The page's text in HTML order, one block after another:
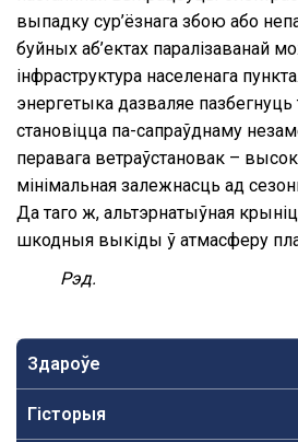
Здароўе
Гісторыя
выпадку сур’ёзнага збою або
буйных аб’ектах паралізаванай
інфраструктура населенага
энергетыка дазваляе
становіцца па-сапраўднаму
перавага ветраўстановак –
мінімальная залежнасць ад
Да таго ж, альтэрнатыўная
шкодныя выкіды ў атмасферу
Рэд.